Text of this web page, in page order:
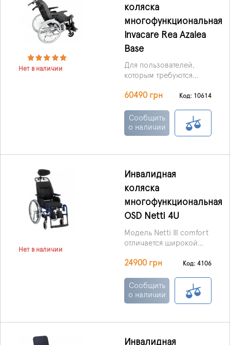
поддержку и
способствует
улучшению
повседневной
мобильности. Его
как в помещениях, так и
на улице.
Нет в наличии
коляска
многофункциональная
Invacare Rea Azalea
Base
Для пользователей,
которым требуются
особым креслом и при
первоклассная модель,
идеальным вариантом
станет Rea Azalea Base.
60490 грн Код: 10614
Сообщить
о наличии
Нет в наличии
Инвалидная
коляска
многофункциональная
OSD Netti 4U
Модель Netti III comfort
отличается широкой
большим спектром,
комфорта пользователя,
настроек.
24900 грн Код: 4106
Сообщить
о наличии
Инвалидная